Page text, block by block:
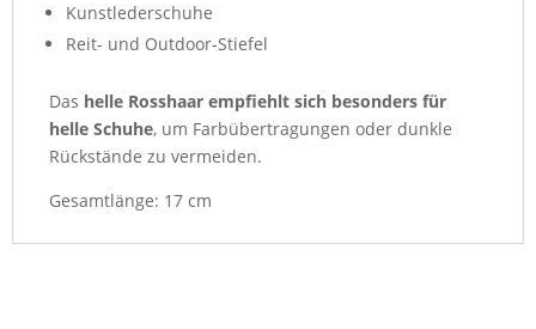
Kunstlederschuhe
Reit- und Outdoor-Stiefel
Das helle Rosshaar empfiehlt sich besonders für
helle Schuhe, um Farbübertragungen oder dunkle
Rückstände zu vermeiden.
Gesamtlänge: 17 cm